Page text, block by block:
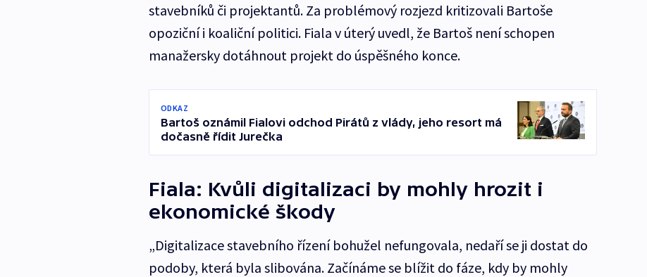
stavebníků či projektantů. Za problémový rozjezd kritizovali Bartoše
opoziční i koaliční politici. Fiala v úterý uvedl, že Bartoš není schopen
manažersky dotáhnout projekt do úspěšného konce.
ODKAZ
Bartoš oznámil Fialovi odchod Pirátů z vlády, jeho resort má
dočasně řídit Jurečka
Fiala: Kvůli digitalizaci by mohly hrozit i
ekonomické škody
„Digitalizace stavebního řízení bohužel nefungovala, nedaří se ji dostat do
podoby, která byla slibována. Začínáme se blížit do fáze, kdy by mohly